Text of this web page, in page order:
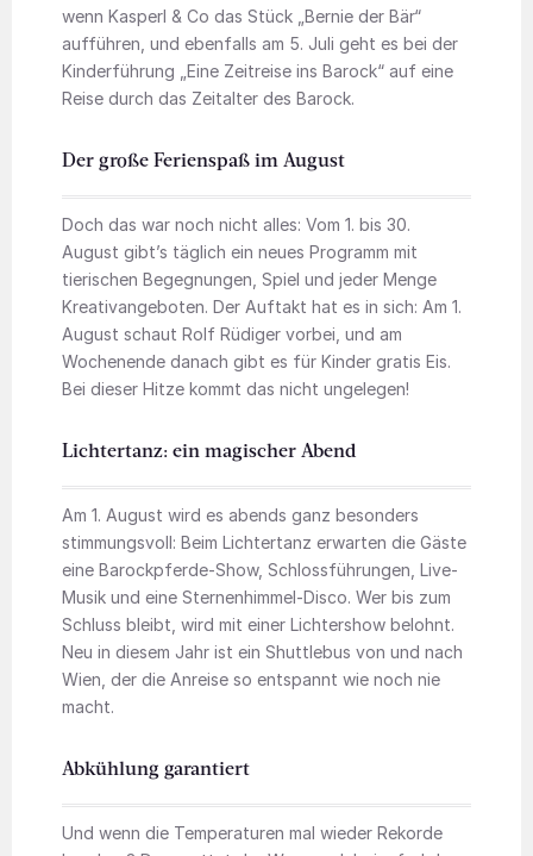
wenn Kasperl & Co das Stück „Bernie der Bär“
aufführen, und ebenfalls am 5. Juli geht es bei der
Kinderführung „Eine Zeitreise ins Barock“ auf eine
Reise durch das Zeitalter des Barock.
Der große Ferienspaß im August
Doch das war noch nicht alles: Vom 1. bis 30.
August gibt’s täglich ein neues Programm mit
tierischen Begegnungen, Spiel und jeder Menge
Kreativangeboten. Der Auftakt hat es in sich: Am 1.
August schaut Rolf Rüdiger vorbei, und am
Wochenende danach gibt es für Kinder gratis Eis.
Bei dieser Hitze kommt das nicht ungelegen!
Lichtertanz: ein magischer Abend
Am 1. August wird es abends ganz besonders
stimmungsvoll: Beim Lichtertanz erwarten die Gäste
eine Barockpferde-Show, Schlossführungen, Live-
Musik und eine Sternenhimmel-Disco. Wer bis zum
Schluss bleibt, wird mit einer Lichtershow belohnt.
Neu in diesem Jahr ist ein Shuttlebus von und nach
Wien, der die Anreise so entspannt wie noch nie
macht.
Abkühlung garantiert
Und wenn die Temperaturen mal wieder Rekorde